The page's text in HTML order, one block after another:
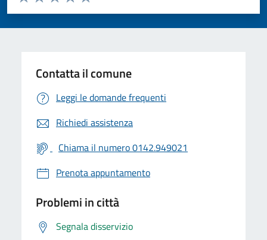
Valuta 5 stelle su 5
Valuta 4 stelle su 5
Valuta 3 stelle su 5
Valuta 2 stelle su 5
Valuta 1 stelle su 5
Contatta il comune
Leggi le domande frequenti
Richiedi assistenza
Chiama il numero 0142.949021
Prenota appuntamento
Problemi in città
Segnala disservizio